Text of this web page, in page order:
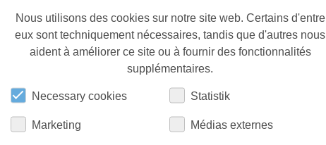
Nous utilisons des cookies sur notre site web. Certains d'entre
eux sont techniquement nécessaires, tandis que d'autres nous
aident à améliorer ce site ou à fournir des fonctionnalités
supplémentaires.
Necessary cookies Statistik
Marketing Médias externes